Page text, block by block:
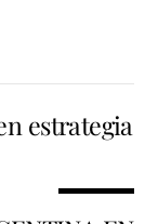
estrategia